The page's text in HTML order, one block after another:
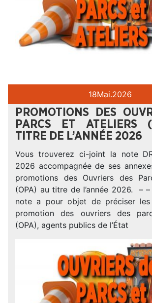
18Mai.2026
PROMOTIONS DES
PARCS ET ATELIERS
TITRE DE L’ANNÉE 2026
Vous trouverez ci-joint la note
2026 accompagnée de ses
promotions des Ouvriers des
(OPA) au titre de l’année 2026. –
note a pour objet de préciser
promotion des ouvriers des
(OPA), agents publics de l’État